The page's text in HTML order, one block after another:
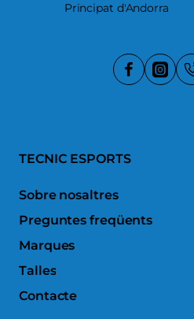
Principat d'Andorra
TECNIC ESPORTS
Sobre nosaltres
Preguntes freqüents
Marques
Talles
Contacte